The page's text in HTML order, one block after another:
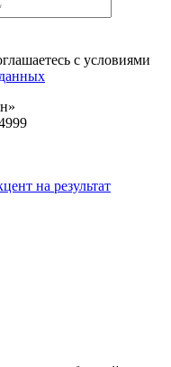
с условиями
на результат